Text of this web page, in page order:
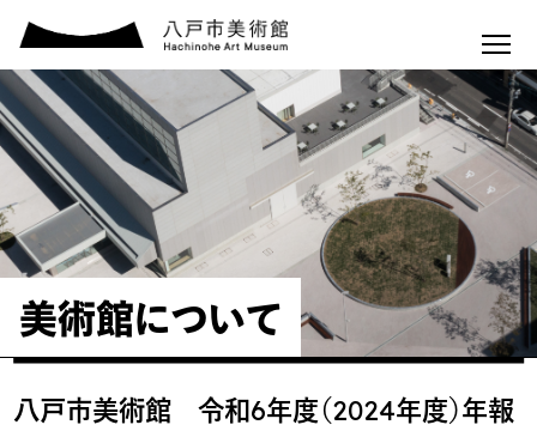
美術館について
八戸市美術館 令和6年度（2024年度）年報